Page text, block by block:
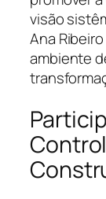
visão
Ana
ambiente